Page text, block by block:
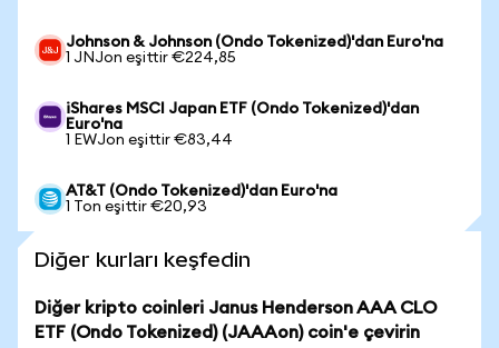
Johnson & Johnson (Ondo Tokenized)'dan Euro'na
1 JNJon eşittir €224,85
iShares MSCI Japan ETF (Ondo Tokenized)'dan
Euro'na
1 EWJon eşittir €83,44
AT&T (Ondo Tokenized)'dan Euro'na
1 Ton eşittir €20,93
Diğer kurları keşfedin
Diğer kripto coinleri Janus Henderson AAA CLO
ETF (Ondo Tokenized) (JAAAon) coin'e çevirin